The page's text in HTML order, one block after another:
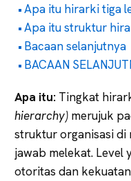
Apa itu hirarki tiga
Apa itu struktur
Bacaan selanjutnya
BACAAN
Apa itu: Tingkat
hierarchy) merujuk
struktur organisasi di
jawab melekat. Level
otoritas dan